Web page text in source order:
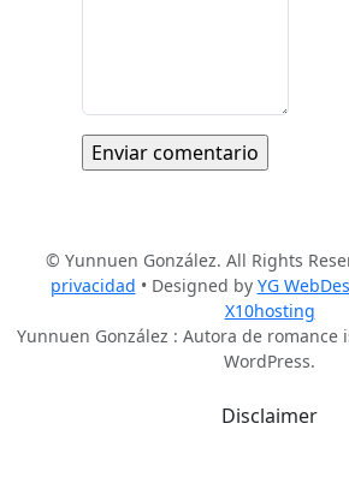
© Yunnuen González. All Rights
privacidad • Designed by YG
X10hosting
Yunnuen González : Autora de
WordPress.
Disclaimer